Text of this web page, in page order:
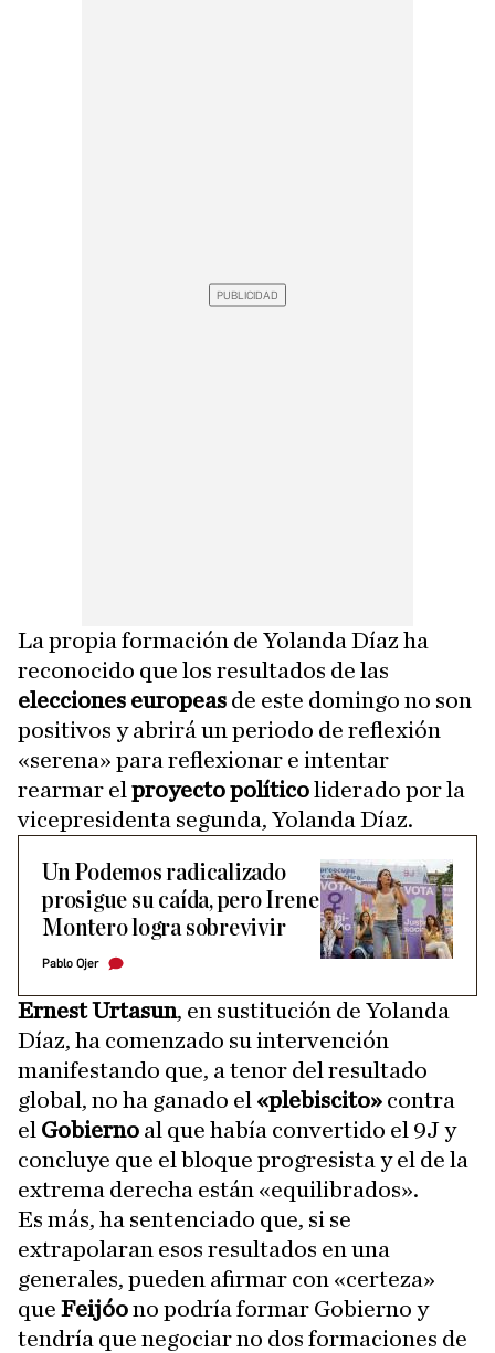
La propia formación de Yolanda Díaz ha
reconocido que los resultados de las
elecciones europeas de este domingo no son
positivos y abrirá un periodo de reflexión
«serena» para reflexionar e intentar
rearmar el proyecto políticoliderado por la
vicepresidenta segunda, Yolanda Díaz.
Un Podemos radicalizado
prosigue su caída, pero Irene
Montero logra sobrevivir
Pablo Ojer
Ernest Urtasun, en sustitución de Yolanda
Díaz, ha comenzado su intervención
manifestando que, a tenor del resultado
global, no ha ganado el «plebiscito» contra
el Gobierno al que había convertido el 9J y
concluye que el bloque progresista y el de la
extrema derecha están «equilibrados».
Es más, ha sentenciado que, si se
extrapolaran esos resultados en una
generales, pueden afirmar con «certeza»
que Feijóono podría formar Gobierno y
tendría que negociar no dos formaciones de